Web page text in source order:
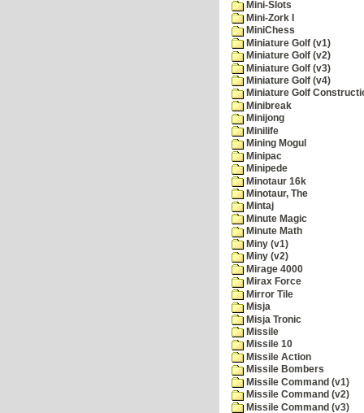
Mini-Slots
Mini-Zork I
MiniChess
Miniature Golf (v1)
Miniature Golf (v2)
Miniature Golf (v3)
Miniature Golf (v4)
Miniature Golf
Minibreak
Minijong
Minilife
Mining Mogul
Minipac
Minipede
Minotaur 16k
Minotaur, The
Mintaj
Minute Magic
Minute Math
Miny (v1)
Miny (v2)
Mirage 4000
Mirax Force
Mirror Tile
Misja
Misja Tronic
Missile
Missile 10
Missile Action
Missile Bombers
Missile Command (v1)
Missile Command (v2)
Missile Command (v3)